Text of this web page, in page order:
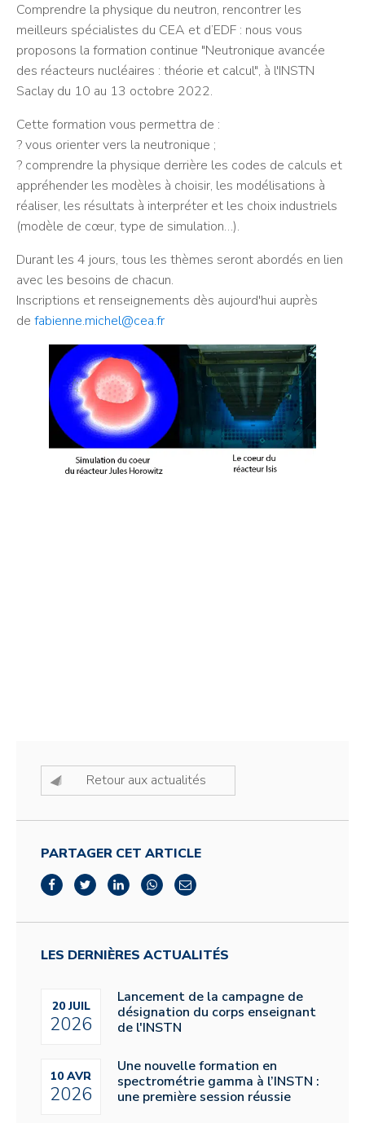
Comprendre la physique du neutron, rencontrer les
meilleurs spécialistes du CEA et d’EDF : nous vous
proposons la formation continue "Neutronique avancée
des réacteurs nucléaires : théorie et calcul", à l'INSTN
Saclay du 10 au 13 octobre 2022.
Cette formation vous permettra de :
? vous orienter vers la neutronique ;
? comprendre la physique derrière les codes de calculs et
appréhender les modèles à choisir, les modélisations à
réaliser, les résultats à interpréter et les choix industriels
(modèle de cœur, type de simulation…).
Durant les 4 jours, tous les thèmes seront abordés en lien
avec les besoins de chacun.
Inscriptions et renseignements dès aujourd'hui auprès
de fabienne.michel@cea.fr
Retour aux actualités
PARTAGER CET ARTICLE
LES DERNIÈRES ACTUALITÉS
20 JUIL
2026
Lancement de la campagne de
désignation du corps enseignant
de l'INSTN
10 AVR
2026
Une nouvelle formation en
spectrométrie gamma à l’INSTN :
une première session réussie